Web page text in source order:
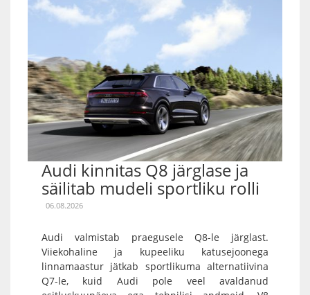
Audi kinnitas Q8 järglase ja
säilitab mudeli sportliku rolli
06.08.2026
Audi valmistab praegusele Q8-le järglast.
Viiekohaline ja kupeeliku katusejoonega
linnamaastur jätkab sportlikuma alternatiivina
Q7-le, kuid Audi pole veel avaldanud